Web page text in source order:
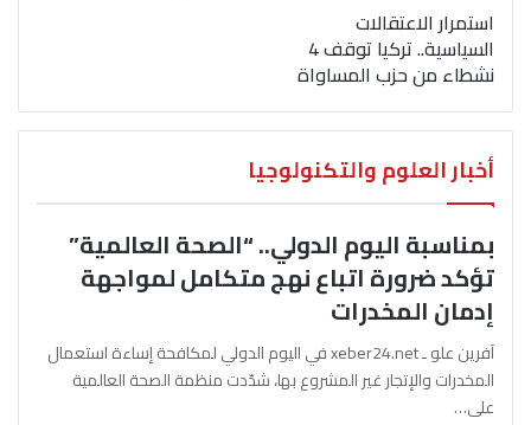
استمرار الاعتقالات
السياسية.. تركيا توقف 4
نشطاء من حزب المساواة
أخبار العلوم والتكنولوجيا
بمناسبة اليوم الدولي.. “الصحة العالمية”
تؤكد ضرورة اتباع نهج متكامل لمواجهة
إدمان المخدرات
آفرين علو ـ xeber24.net في اليوم الدولي لمكافحة إساءة استعمال
المخدرات والإتجار غير المشروع بها، شدّدت منظمة الصحة العالمية
على…